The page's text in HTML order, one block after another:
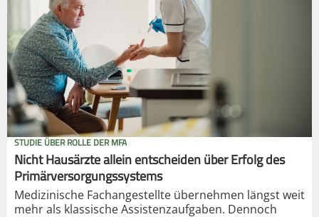
STUDIE ÜBER ROLLE DER MFA
Nicht Hausärzte allein entscheiden über Erfolg des
Primärversorgungssystems
Medizinische Fachangestellte übernehmen längst weit
mehr als klassische Assistenzaufgaben. Dennoch